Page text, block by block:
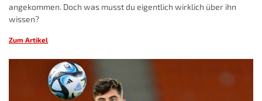
angekommen. Doch was musst du eigentlich wirklich über ihn
wissen?
Zum Artikel